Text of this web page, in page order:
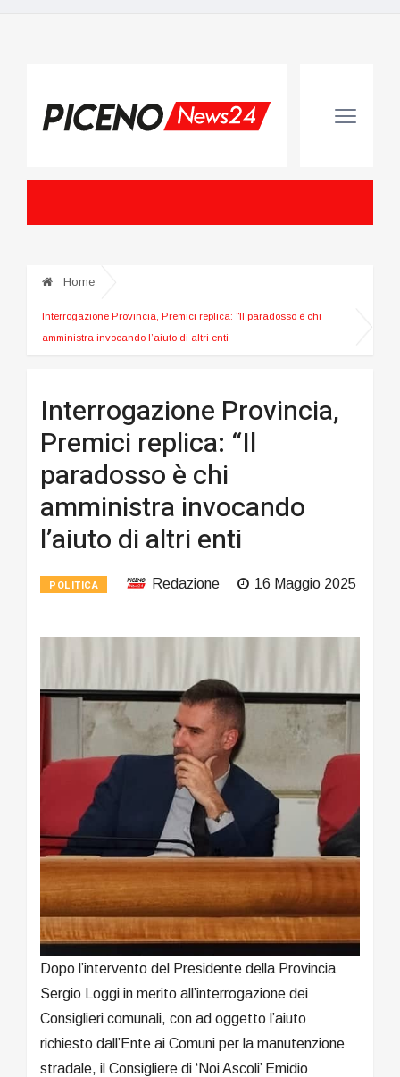
Home
Interrogazione Provincia, Premici replica: “Il paradosso è chi
amministra invocando l’aiuto di altri enti
Interrogazione Provincia,
Premici replica: “Il
paradosso è chi
amministra invocando
l’aiuto di altri enti
POLITICA Redazione 16 Maggio 2025
Dopo l’intervento del Presidente della Provincia
Sergio Loggi in merito all’interrogazione dei
Consiglieri comunali, con ad oggetto l’aiuto
richiesto dall’Ente ai Comuni per la manutenzione
stradale, il Consigliere di ‘Noi Ascoli’ Emidio